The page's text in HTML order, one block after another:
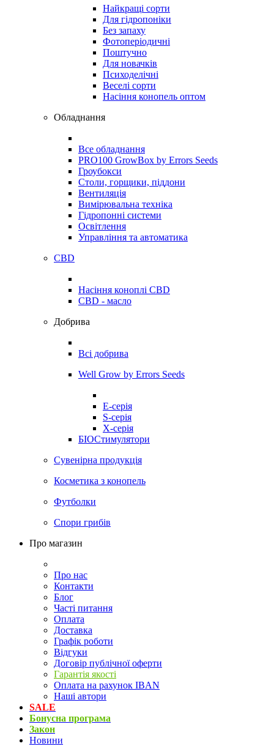
Найкращі сорти
Для гідропоніки
Без запаху
Фотоперіодичні
Поштучно
Для новачків
Психоделічні
Веселі сорти
Насіння конопель оптом
Обладнання
Все обладнання
PRO100 GrowBox by Errors Seeds
Гроубокси
Столи, горщики, піддони
Вентиляція
Вимірювальна техніка
Гідропонні системи
Освітлення
Управління та автоматика
CBD
Насіння коноплі CBD
CBD - масло
Добрива
Всі добрива
Well Grow by Errors Seeds
E-серія
S-серія
X-серія
БІОСтимулятори
Сувенірна продукція
Косметика з конопель
Футболки
Спори грибів
Про магазин
Про нас
Контакти
Блог
Часті питання
Оплата
Доставка
Графік роботи
Відгуки
Договір публічної оферти
Гарантія якості
Оплата на рахунок IBAN
Наші автори
SALE
Бонусна програма
Закон
Новини